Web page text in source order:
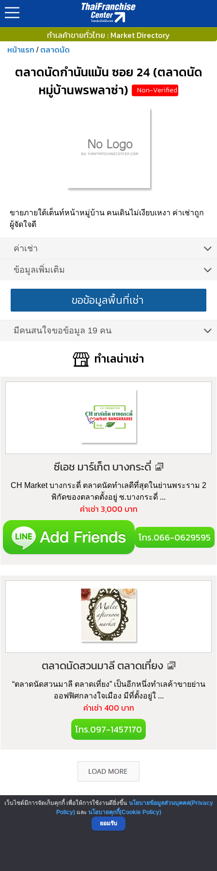
ทำเลค้าขายทั่วไทย : Market Directory
หน้าแรก / ตลาดนัด
ตลาดนัดกำนันแม้น ซอย 24 (ตลาดนัด
หมู่บ้านพรพลาซ่า)
Non-Verified
ขายภายใต้เต็นท์หน้าหมู่บ้าน คนเดินไม่เงียบเหงา ค่าเช่าถูก
ผู้จัดใจดี
ค่าเช่า
ข้อมูลเพิ่มเติม
ขอข้อมูลพื้นที่เช่า
มีคนสนใจขอข้อมูล 19 คน
ทำเลน่าเช่า
ซีเอช มาร์เก็ต บางกระดี่
CH Market บางกระดี่ ตลาดนัดทำเลดีที่สุดในย่านพระราม 2
พิกัดของตลาดตั้งอยู่ ซ.บางกระดี่ ...
ค่าเช่า 3,000 บาท
โทร.066-0629595
ตลาดนัดสวนมาลี ตลาดเที่ยง
“ตลาดนัดสวนมาลี ตลาดเที่ยง” เป็นอีกหนึ่งทำเลค้าขายย่าน
ออฟฟิศกลางใจเมือง มีที่ตั้งอยู่ใ ...
ค่าเช่า 400 บาท
โทร.097-1457170
▲ GO TO TOP
เว็บไซต์มีการจัดเก็บคุกกี้ เพื่อให้การใช้งานดียิ่งขึ้น นโยบายข้อมูลส่วนบุคคล(Privacy
Policy)และ นโยบายคุกกี้(Cookie Policy)
ยอมรับ